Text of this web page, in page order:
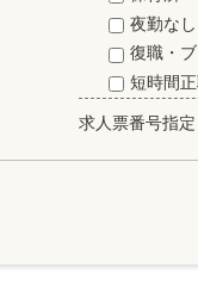
夜勤なし
復職・
短時間
求人票番号指定